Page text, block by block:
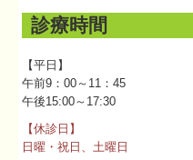
診療時間
【平日】
午前9：00～11：45
午後15:00～17:30
【休診日】
日曜・祝日、土曜日